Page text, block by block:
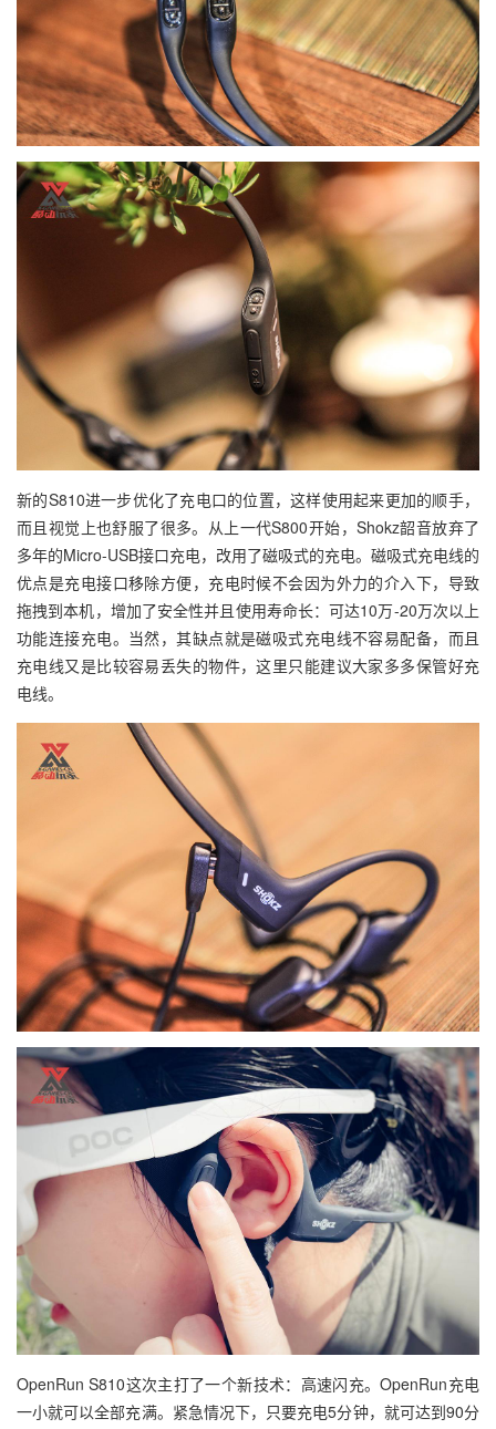
新的S810进一步优化了充电口的位置，这样使用起来更加的顺手，
而且视觉上也舒服了很多。从上一代S800开始，Shokz韶音放弃了
多年的Micro-USB接口充电，改用了磁吸式的充电。磁吸式充电线的
优点是充电接口移除方便，充电时候不会因为外力的介入下，导致
拖拽到本机，增加了安全性并且使用寿命长：可达10万-20万次以上
功能连接充电。当然，其缺点就是磁吸式充电线不容易配备，而且
充电线又是比较容易丢失的物件，这里只能建议大家多多保管好充
电线。
OpenRun S810这次主打了一个新技术：高速闪充。OpenRun充电
一小就可以全部充满。紧急情况下，只要充电5分钟，就可达到90分